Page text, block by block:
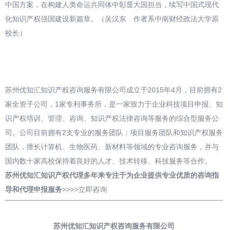
中国方案，在构建人类命运共同体中彰显大国担当，续写中国式现代
化知识产权强国建设新篇章。（吴汉东 作者系中南财经政法大学原
校长）
苏州优知汇知识产权咨询服务有限公司成立于2015年4月，目前拥有2
家全资子公司，1家专利事务所，是一家致力于企业科技项目申报、知
识产权培训、管理、咨询、知识产权法律咨询等服务的综合型服务公
司。公司目前拥有2支专业的服务团队：项目服务团队和知识产权服务
团队，擅长计算机、生物医药、新材料等领域的专业咨询服务，并与
国内数十家高校保持着良好的人才、技术转移、科技服务等合作。
苏州优知汇知识产权代理多年来专注于为企业提供专业优质的咨询指
导和代理申报 服务>>>>立即咨询
苏州优知汇知识产权咨询服务有限公司